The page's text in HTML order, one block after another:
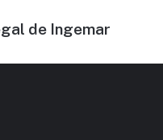
de Ingemar